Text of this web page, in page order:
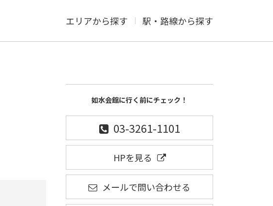
エリアから探す 駅・路線から探す
如水会館に行く前にチェック！
03-3261-1101
HPを見る
メールで問い合わせる